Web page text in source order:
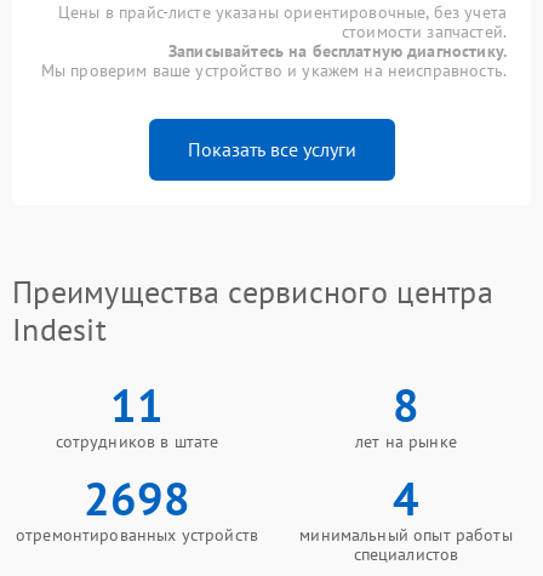
Цены в прайс-листе указаны ориентировочные, без учета
стоимости запчастей.
Записывайтесь на бесплатную диагностику.
Мы проверим ваше устройство и укажем на неисправность.
Показать все услуги
Преимущества сервисного центра
Indesit
11
сотрудников в штате
8
лет на рынке
2698
отремонтированных устройств
4
минимальный опыт работы
специалистов